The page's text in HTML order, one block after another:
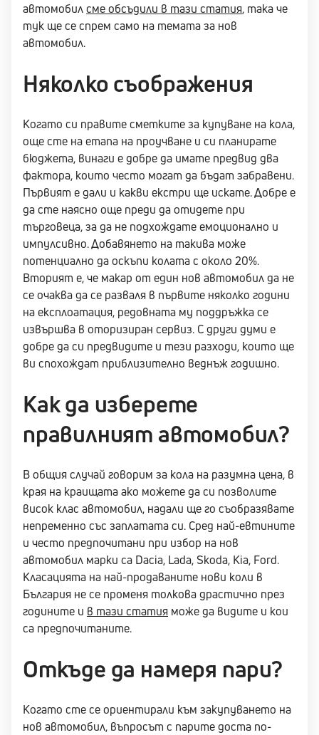
автомобилсме обсъдили в тази статия, така че
тук ще се спрем само на темата за нов
автомобил.
Няколко съображения
Когато си правите сметките за купуване на кола,
още сте на етапа на проучване и си планирате
бюджета, винаги е добре да имате предвид два
фактора, които често могат да бъдат забравени.
Първият е дали и какви екстри ще искате. Добре е
да сте наясно още преди да отидете при
търговеца, за да не подхождате емоционално и
импулсивно. Добавянето на такива може
потенциално да оскъпи колата с около 20%.
Вторият е, че макар от един нов автомобил да не
се очаква да се разваля в първите няколко години
на експлоатация, редовната му поддръжка се
извършва в оторизиран сервиз. С други думи е
добре да си предвидите и тези разходи, които ще
ви спохождат приблизително веднъж годишно.
Как да изберете
правилният автомобил?
В общия случай говорим за кола на разумна цена, в
края на краищата ако можете да си позволите
висок клас автомобил, надали ще го съобразявате
непременно със заплатата си. Сред най-евтините
и често предпочитани при избор на нов
автомобил марки са Dacia, Lada, Skoda, Kia, Ford.
Класацията на най-продаваните нови коли в
България не се променя толкова драстично през
годините и в тази статия може да видите и кои
са предпочитаните.
Откъде да намеря пари?
Когато сте се ориентирали към закупуването на
нов автомобил, въпросът с парите доста по-